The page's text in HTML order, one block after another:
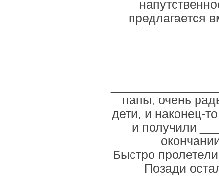
предлагается
папы, очень
дети, и наконец-
и получили
Быстро
Позади